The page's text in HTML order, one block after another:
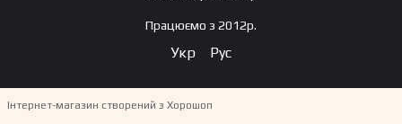
Працюємо з 2012р.
Укр Рус
Інтернет-магазин створений з Хорошоп